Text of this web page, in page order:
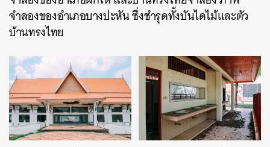
จำลองของอำเภอบางปะหัน ซึ่งชำรุดทั้งบันไดไม้และตัว
บ้านทรงไทย